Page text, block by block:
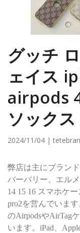
グッチ
ェイス
airpods
ソック
2024/11/04 |
弊店は主にブラン
バーバリー、エル
14 15 16 スマホケ
pro2を営んでいま
のAirpodsやAirTag
います。iPad、